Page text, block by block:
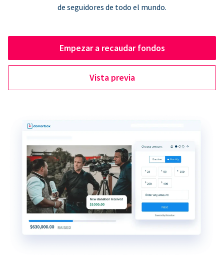
de seguidores de todo el mundo.
Empezar a recaudar fondos
Vista previa